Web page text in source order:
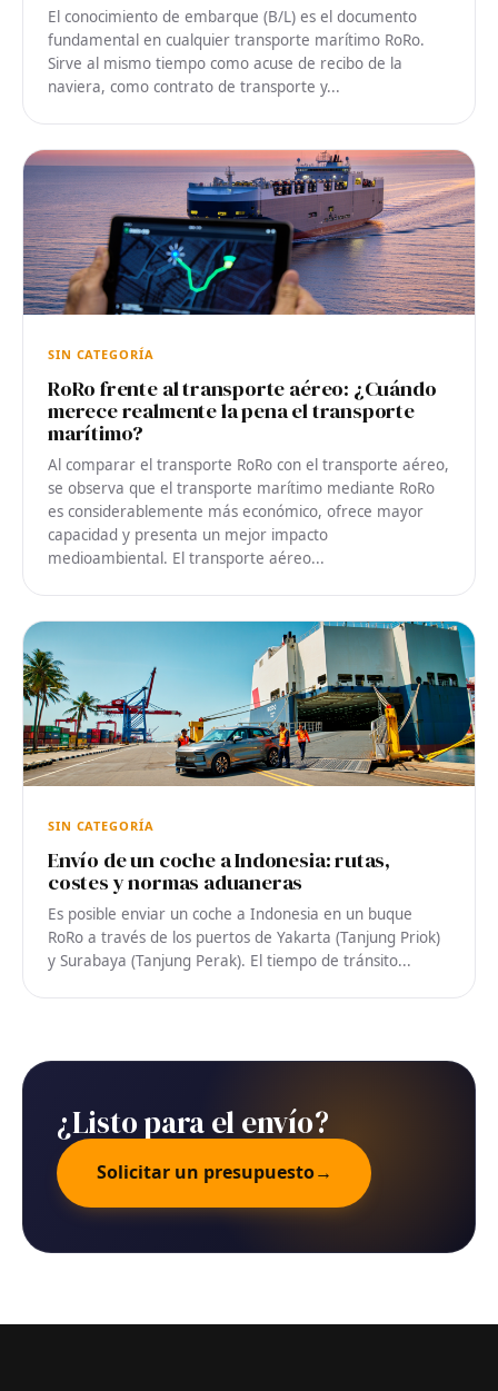
El conocimiento de embarque (B/L) es el documento
fundamental en cualquier transporte marítimo RoRo.
Sirve al mismo tiempo como acuse de recibo de la
naviera, como contrato de transporte y...
SIN CATEGORÍA
RoRo frente al transporte aéreo: ¿Cuándo
merece realmente la pena el transporte
marítimo?
Al comparar el transporte RoRo con el transporte aéreo,
se observa que el transporte marítimo mediante RoRo
es considerablemente más económico, ofrece mayor
capacidad y presenta un mejor impacto
medioambiental. El transporte aéreo...
SIN CATEGORÍA
Envío de un coche a Indonesia: rutas,
costes y normas aduaneras
Es posible enviar un coche a Indonesia en un buque
RoRo a través de los puertos de Yakarta (Tanjung Priok)
y Surabaya (Tanjung Perak). El tiempo de tránsito...
¿Listo para el envío?
Solicitar un presupuesto→